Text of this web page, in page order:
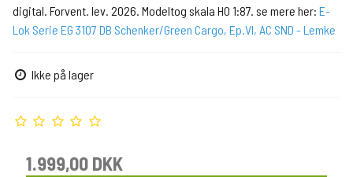
digital. Forvent. lev. 2026. Modeltog skala H0 1:87. se mere her: E-
Lok Serie EG 3107 DB Schenker/Green Cargo, Ep.VI, AC SND - Lemke
Ikke på lager
1.999,00 DKK